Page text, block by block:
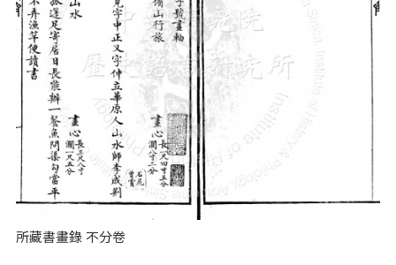
所藏書畫錄 不分卷